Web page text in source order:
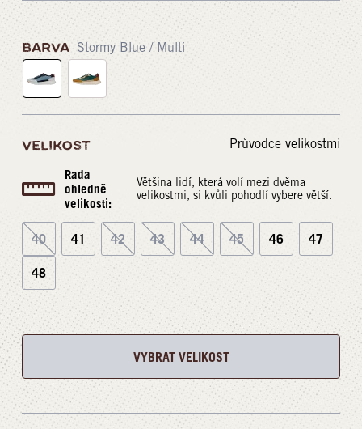
BARVA Stormy Blue / Multi
VELIKOST Průvodce velikostmi
Rada
ohledně
velikosti:
Většina lidí, která volí mezi dvěma
velikostmi, si kvůli pohodlí vybere větší.
40 41 42 43 44 45 46 47
48
VYBRAT VELIKOST